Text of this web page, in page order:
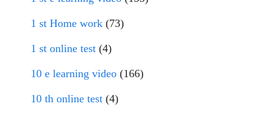
1 st Home work (73)
1 st online test (4)
10 e learning video (166)
10 th online test (4)